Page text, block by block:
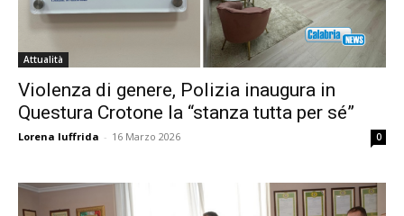
Attualità
Violenza di genere, Polizia inaugura in
Questura Crotone la “stanza tutta per sé”
Lorena Iuffrida - 16 Marzo 2026 0